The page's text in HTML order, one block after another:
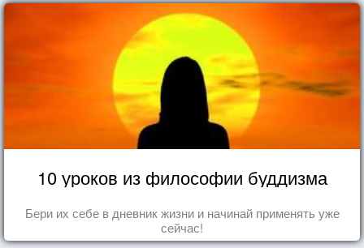
10 уроков из философии буддизма
Бери их себе в дневник жизни и начинай применять уже
сейчас!